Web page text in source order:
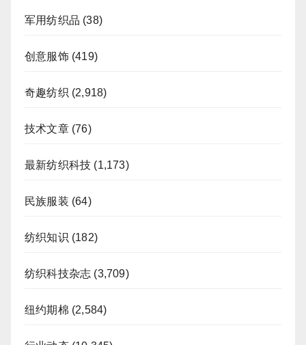
军用纺织品 (38)
创意服饰(419)
奇趣纺织 (2,918)
技术文章(76)
最新纺织科技 (1,173)
民族服装 (64)
纺织知识 (182)
纺织科技杂志 (3,709)
纽约期棉 (2,584)